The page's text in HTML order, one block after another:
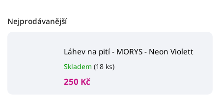
Nejprodávanější
Láhev na pití - MORYS - Neon Violett
Skladem (18 ks)
250 Kč